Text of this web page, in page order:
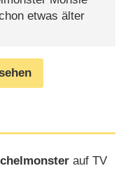
etwas älter
auf TV